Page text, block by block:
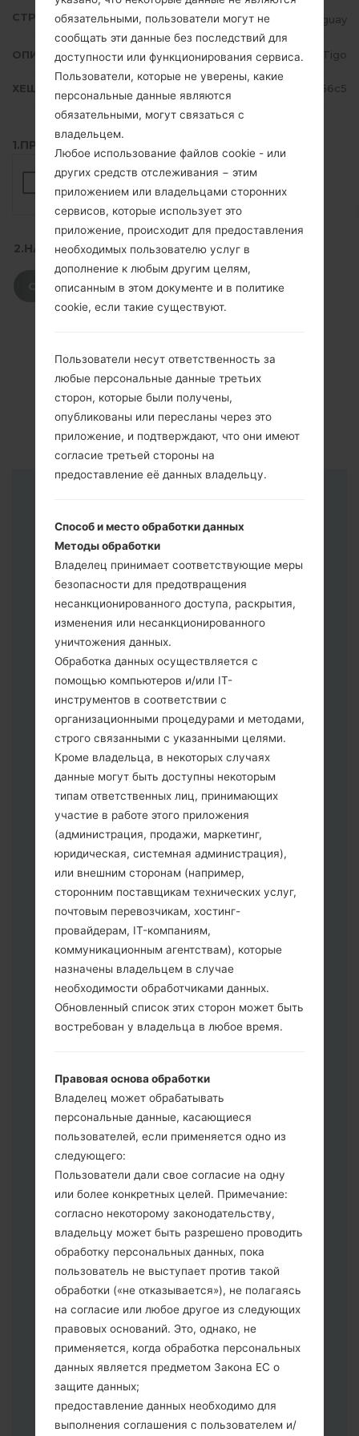
СТРАНА Paraguay
ОПИСАНИЕ Tigo
ХЕШ 2934cc653d4cf85fbe8090f99e156c5
1.ПРОВЕРИТЬ НАЛИЧИЕ RECAPTCHA
2.НАЖМИТЕ, ЧТОБЫ СКАЧАТЬ
СКАЧАТЬ
Скачайте на свой ПК:Odin 3.
Далее загрузите и распакуйте файл
прошивки.
Вам необходимо 1 (Выбрать 1 файл
прошивки здесь) или 5 (Выбрать 5
файл прошивки здесь) файлов для
прошивки:
AP: "System & Recovery"
CP: "Modem & Radio"
CSC _ ***: "Country & Region & Operator"
HOME_CSC _ ***: "Country & Region &
Operator"
Добавьте все файлы в программу Odin
3.
Если вы хотите прошить телефон и
выберите HOME_CSC _ *** для
сохранения Ваших данных.
Теперь выключите устройство и
войдите в "Download" режим. Все
методы как это сделать:
Нажмите и удерживайте клавиши:
питание, громкости и Bixbi.
Нажмите и удерживайте клавиши:
регулировки громкости. Подключив
телефон к ПК используя USB кабель.
Нажмите и удерживайте клавиши:
питание, громкости и домой.
Подключите USB кабель и нажмите
клавиши: уменьшение звука и Bixbi.
Нажмите и удерживайте клавиши:
питания и увеличения громкости
Далее подключите к компьютеру,
программа Odin должна определить
обязательными, пользователи могут не
сообщать эти данные без последствий для
доступности или функционирования сервиса.
Пользователи, которые не уверены, какие
персональные данные являются
обязательными, могут связаться с
владельцем.
Любое использование файлов cookie - или
других средств отслеживания − этим
приложением или владельцами сторонних
сервисов, которые использует это
приложение, происходит для предоставления
необходимых пользователю услуг в
дополнение к любым другим целям,
описанным в этом документе и в политике
cookie, если такие существуют.
Пользователи несут ответственность за
любые персональные данные третьих
сторон, которые были получены,
опубликованы или пересланы через это
приложение, и подтверждают, что они имеют
согласие третьей стороны на
предоставление её данных владельцу.
Способ и место обработки данных
Методы обработки
Владелец принимает соответствующие меры
безопасности для предотвращения
несанкционированного доступа, раскрытия,
изменения или несанкционированного
уничтожения данных.
Обработка данных осуществляется с
помощью компьютеров и/или IT-
инструментов в соответствии с
организационными процедурами и методами,
строго связанными с указанными целями.
Кроме владельца, в некоторых случаях
данные могут быть доступны некоторым
типам ответственных лиц, принимающих
участие в работе этого приложения
(администрация, продажи, маркетинг,
юридическая, системная администрация),
или внешним сторонам (например,
сторонним поставщикам технических услуг,
почтовым перевозчикам, хостинг-
провайдерам, IT-компаниям,
коммуникационным агентствам), которые
назначены владельцем в случае
необходимости обработчиками данных.
Обновленный список этих сторон может быть
востребован у владельца в любое время.
Правовая основа обработки
Владелец может обрабатывать
персональные данные, касающиеся
пользователей, если применяется одно из
следующего:
Пользователи дали свое согласие на одну
или более конкретных целей. Примечание:
согласно некоторому законодательству,
владельцу может быть разрешено проводить
обработку персональных данных, пока
пользователь не выступает против такой
обработки («не отказывается»), не полагаясь
на согласие или любое другое из следующих
правовых оснований. Это, однако, не
применяется, когда обработка персональных
данных является предметом Закона ЕС о
защите данных;
предоставление данных необходимо для
выполнения соглашения с пользователем и/